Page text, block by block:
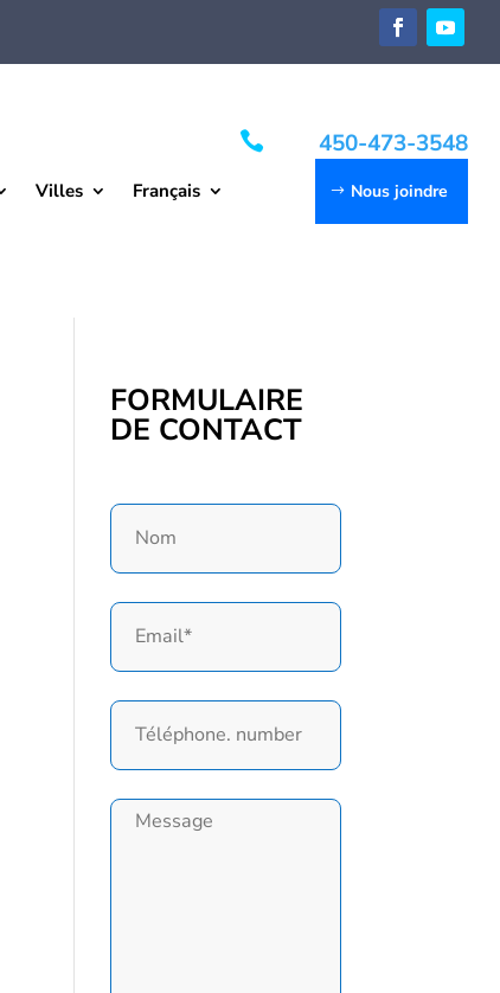
Villes Français
 450-473-3548
Nous joindre
FORMULAIRE
DE CONTACT